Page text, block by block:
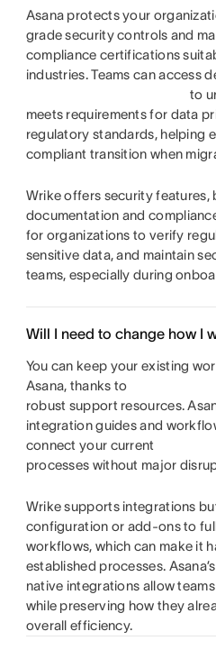
Asana protects your
grade security controls and
compliance certifications
industries. Teams can access
to
meets requirements for data
regulatory standards, helping
compliant transition when
Wrike offers security features,
documentation and
for organizations to verify
sensitive data, and maintain
teams, especially during
Will I need to change how I
You can keep your existing
Asana, thanks to
robust support resources.
integration guides and
connect your current
processes without major
Wrike supports integrations
configuration or add-ons to
workflows, which can make it
established processes.
native integrations allow
while preserving how they
overall efficiency.